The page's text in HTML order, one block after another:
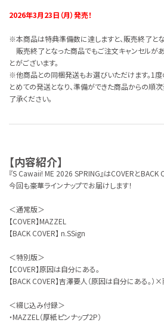
2026年3月23日（月）発売！
※本商品は特典準備数に達しますと、販売終了とな
販売終了となった商品でもご注文キャンセルが
とがございます。
※他商品との同梱発送もお選びいただけます。1
とめての発送となり、準備ができた商品からの順
了承ください。
【内容紹介】
『S Cawaii! ME 2026 SPRING』はCOVERとBACK
今回も豪華ラインナップでお届けします！
＜通常版＞
【COVER】MAZZEL
【BACK COVER】 n.SSign
＜特別版＞
【COVER】原因は自分にある。
【BACK COVER】吉澤要人（原因は自分にある。）×
＜綴じ込み付録＞
・MAZZEL（厚紙ピンナップ2P）